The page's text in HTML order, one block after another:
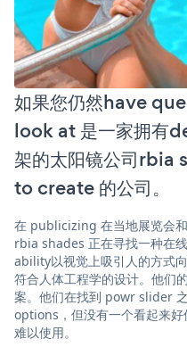
如果您仍然have
look at 是一家拥有
架的太阳镜公司
to create 的公司。
在 publicizing 在当地展览会
rbia shades 正在寻找一种在
ability以视觉上吸引人的方式
符合人体工程学的设计。他们
案。他们在找到 powr slider
options，但没有一个看起来好
难以使用。